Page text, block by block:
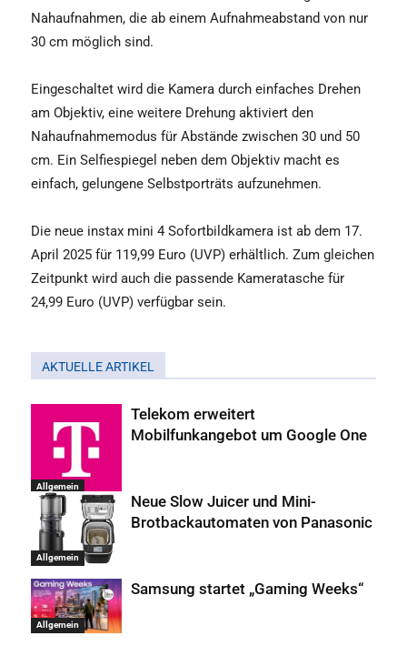
Nahaufnahmen, die ab einem Aufnahmeabstand von nur
30 cm möglich sind.
Eingeschaltet wird die Kamera durch einfaches Drehen
am Objektiv, eine weitere Drehung aktiviert den
Nahaufnahmemodus für Abstände zwischen 30 und 50
cm. Ein Selfiespiegel neben dem Objektiv macht es
einfach, gelungene Selbstporträts aufzunehmen.
Die neue instax mini 4 Sofortbildkamera ist ab dem 17.
April 2025 für 119,99 Euro (UVP) erhältlich. Zum gleichen
Zeitpunkt wird auch die passende Kameratasche für
24,99 Euro (UVP) verfügbar sein.
AKTUELLE ARTIKEL
Allgemein
Telekom erweitert
Mobilfunkangebot um Google One
Allgemein
Neue Slow Juicer und Mini-
Brotbackautomaten von Panasonic
Allgemein
Samsung startet „Gaming Weeks“